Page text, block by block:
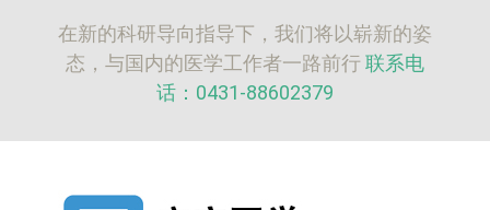
在新的科研导向指导下，我们将以崭新的姿
态，与国内的医学工作者一路前行联系电
话：0431-88602379